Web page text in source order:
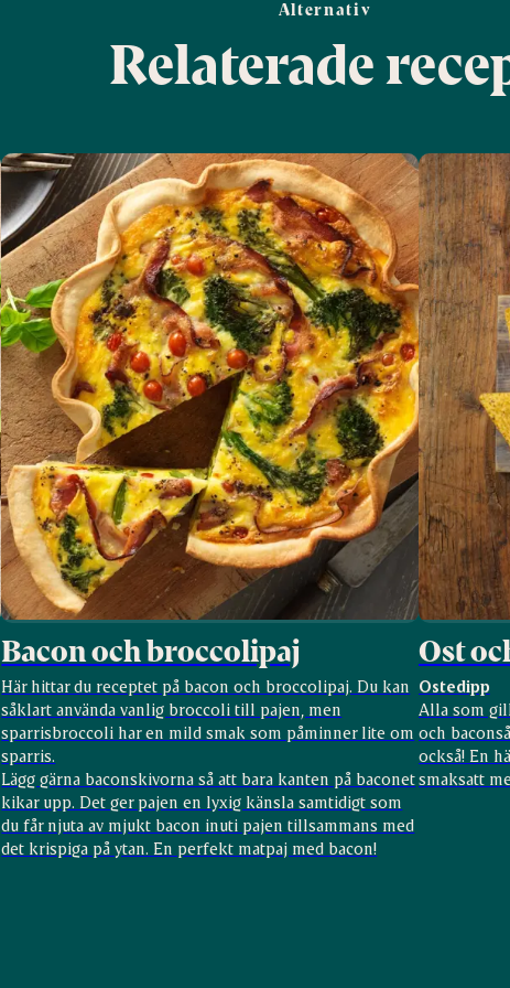
Alternativ
Relaterade
Bacon och broccolipaj
Här hittar du receptet på bacon och broccolipaj. Du kan
såklart använda vanlig broccoli till pajen, men
sparrisbroccoli har en mild smak som påminner lite om
sparris.
Lägg gärna baconskivorna så att bara kanten på baconet
kikar upp. Det ger pajen en lyxig känsla samtidigt som
du får njuta av mjukt bacon inuti pajen tillsammans med
det krispiga på ytan. En perfekt matpaj med bacon!
Ost
Ostedipp
Alla som
och
också! En
smaksatt